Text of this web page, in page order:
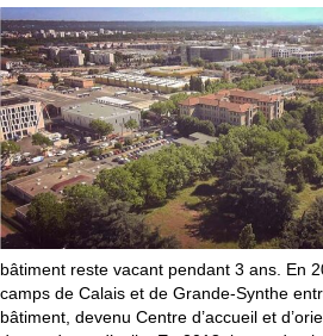
bâtiment reste vacant pendant 3 ans. En
camps de Calais et de Grande-Synthe
bâtiment, devenu Centre d’accueil et